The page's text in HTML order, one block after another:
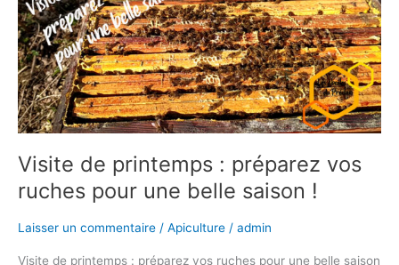
Visite de printemps : préparez vos
ruches pour une belle saison !
Laisser un commentaire / Apiculture / admin
Visite de printemps : préparez vos ruches pour une belle saison
préparez
vos
ruches
pour
une
belle
saison
!